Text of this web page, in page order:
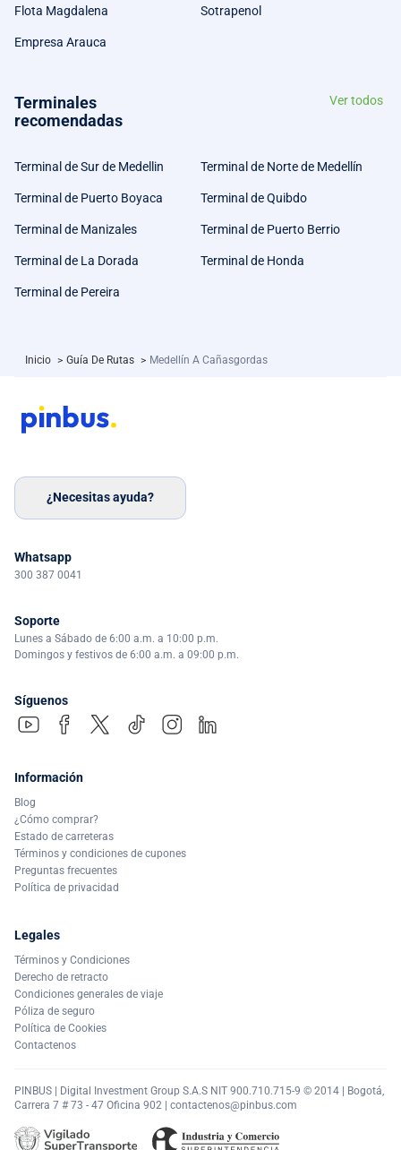
Flota Magdalena Sotrapenol
Empresa Arauca
Terminales
recomendadas
Ver todos
Terminal de Sur de Medellin Terminal de Norte de Medellín
Terminal de Puerto Boyaca Terminal de Quibdo
Terminal de Manizales Terminal de Puerto Berrio
Terminal de La Dorada Terminal de Honda
Terminal de Pereira
Inicio > Guía De Rutas > Medellín A Cañasgordas
¿Necesitas ayuda?
Whatsapp
300 387 0041
Soporte
Lunes a Sábado de 6:00 a.m. a 10:00 p.m.
Domingos y festivos de 6:00 a.m. a 09:00 p.m.
Síguenos
Información
Blog
¿Cómo comprar?
Estado de carreteras
Términos y condiciones de cupones
Preguntas frecuentes
Política de privacidad
Legales
Términos y Condiciones
Derecho de retracto
Condiciones generales de viaje
Póliza de seguro
Política de Cookies
Contactenos
PINBUS | Digital Investment Group S.A.S NIT 900.710.715-9 © 2014 | Bogotá,
Carrera 7 # 73 - 47 Oficina 902 | contactenos@pinbus.com